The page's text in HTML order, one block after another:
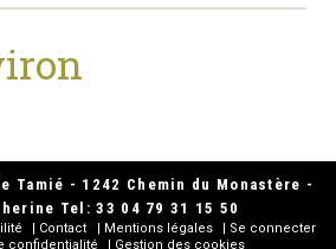
Tamié - 1242 Chemin du Monastère -
Tel: 33 04 79 31 15 50
Contact Mentions légales
Se connecter
confidentialité
Gestion des cookies